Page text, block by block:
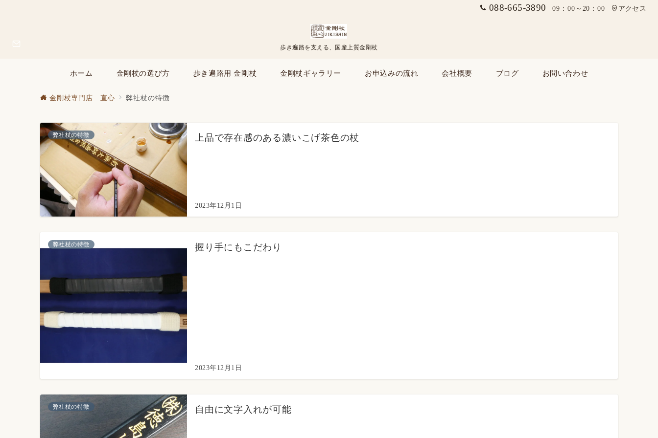
088-665-3890 09：00～20：00 アクセス
歩き遍路を支える、国産上質金剛杖
ホーム 金剛杖の選び方 歩き遍路用 金剛杖 金剛杖ギャラリー お申込みの流れ 会社概要 ブログ お問い合わせ
金剛杖専門店 直心 弊社杖の特徴
弊社杖の特徴 上品で存在感のある濃いこげ茶色の杖
2023年12月1日
弊社杖の特徴 握り手にもこだわり
2023年12月1日
弊社杖の特徴 自由に文字入れが可能